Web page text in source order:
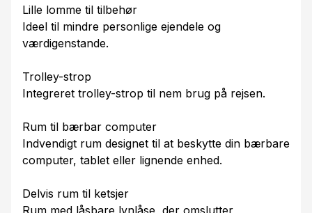
Lille lomme til tilbehør
Ideel til mindre personlige ejendele og
værdigenstande.
Trolley-strop
Integreret trolley-strop til nem brug på rejsen.
Rum til bærbar computer
Indvendigt rum designet til at beskytte din bærbare
computer, tablet eller lignende enhed.
Delvis rum til ketsjer